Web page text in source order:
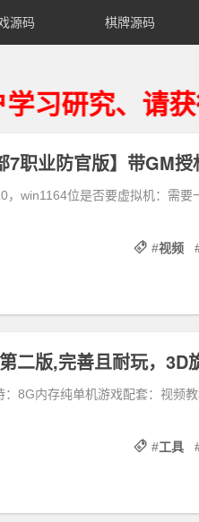
源码 棋牌源码
请获得资
，win1164位是否要虚拟机：需要
#视频
8G内存纯单机游戏配套：视频
#工具